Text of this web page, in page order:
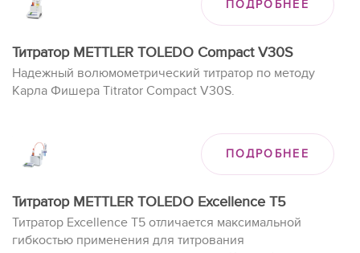
функции управления данными ПО LabX.ПОДРОБНЕЕ
Титратор METTLER TOLEDO Compact V30S
Надежный волюмометрический титратор по методу
Карла Фишера Titrator Compact V30S.
ПОДРОБНЕЕ
Титратор METTLER TOLEDO Excellence T5
Титратор Excellence T5 отличается максимальной
гибкостью применения для титрования